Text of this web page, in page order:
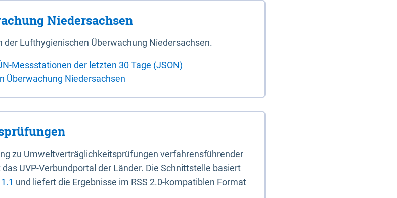
Niedersachsen
Lufthygienischen Überwachung Niedersachsen.
Messstationen der letzten 30 Tage (JSON)
Überwachung Niedersachsen
zu Umweltverträglichkeitsprüfungen verfahrensführender
UVP-Verbundportal der Länder. Die Schnittstelle basiert
und liefert die Ergebnisse im RSS 2.0-kompatiblen Format